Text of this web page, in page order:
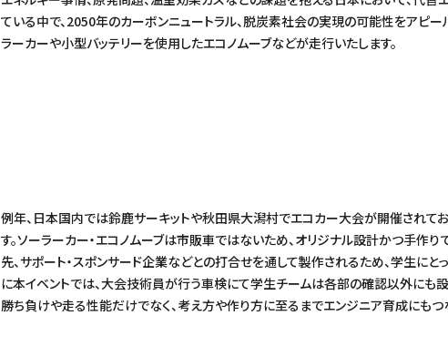
ている中で、2050年のカーボンニュートラル、脱炭素社会の実現の可能性をアピー
ラーカーや小型バッテリーを使用したエコノムーブなどが走行いたします。
例年、日本国内では鈴鹿サーキットや秋田県大潟村でエコカー大会が開催されて
す。ソーラーカー・エコノムーブは市販車ではないため、オリジナル設計かつ手作
先、サポート・スポンサード企業などとの打合せを通して製作されるため、学生に
に本イベントでは、大会技術員が行う車検にて学生チームは各部の確認以外にも設
勝ち負けや走る性能だけでなく、考え方や作り方に至るまでエンジニア育成にもつ